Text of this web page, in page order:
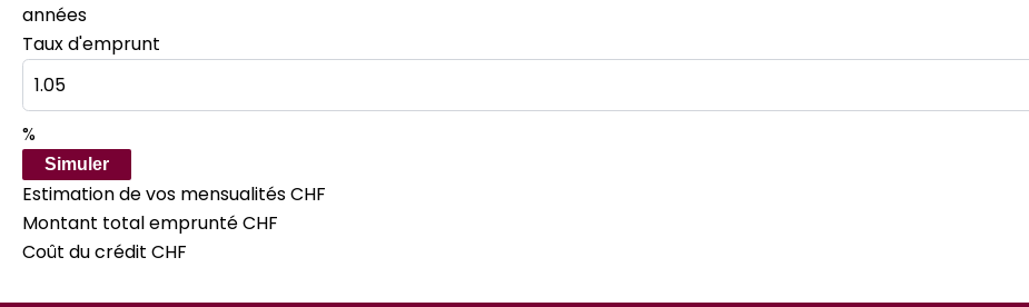
années
Taux d'emprunt
%
Simuler
Estimation de vos mensualitésCHF
Montant total empruntéCHF
Coût du crédit CHF